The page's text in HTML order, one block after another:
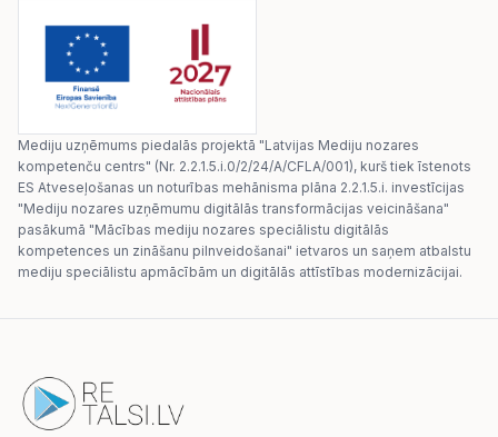
Mediju uzņēmums piedalās projektā "Latvijas Mediju nozares
kompetenču centrs" (Nr. 2.2.1.5.i.0/2/24/A/CFLA/001), kurš tiek īstenots
ES Atveseļošanas un noturības mehānisma plāna 2.2.1.5.i. investīcijas
"Mediju nozares uzņēmumu digitālās transformācijas veicināšana"
pasākumā "Mācības mediju nozares speciālistu digitālās
kompetences un zināšanu pilnveidošanai" ietvaros un saņem atbalstu
mediju speciālistu apmācībām un digitālās attīstības modernizācijai.